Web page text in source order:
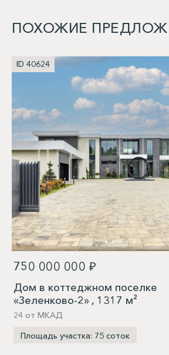
ПОХОЖИЕ
ID 40624
750 000 000 ₽
Дом в коттеджном поселке
«Зеленково-2» , 1317 м²
24 от МКАД
Площадь участка: 75 соток